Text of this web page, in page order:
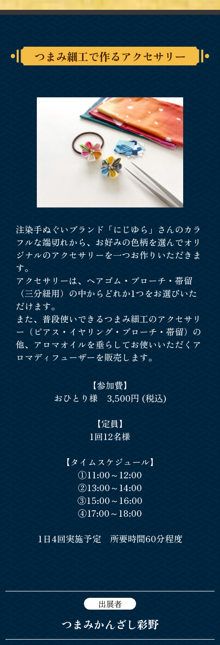
つまみ細工で作るアクセサリー
注染手ぬぐいブランド「にじゆら」さんのカラ
フルな端切れから、お好みの色柄を選んでオリ
ジナルのアクセサリーを一つお作りいただきま
す。
アクセサリーは、ヘアゴム・ブローチ・帯留
（三分紐用）の中からどれか1つをお選びいた
だけます。
また、普段使いできるつまみ細工のアクセサリ
ー（ピアス・イヤリング・ブローチ・帯留）の
他、アロマオイルを垂らしてお使いいただくア
ロマディフューザーを販売します。
【参加費】
おひとり様 3,500円 (税込)
【定員】
1回12名様
【タイムスケジュール】
①11:00～12:00
②13:00～14:00
③15:00～16:00
④17:00～18:00
1日4回実施予定 所要時間60分程度
出展者
つまみかんざし彩野